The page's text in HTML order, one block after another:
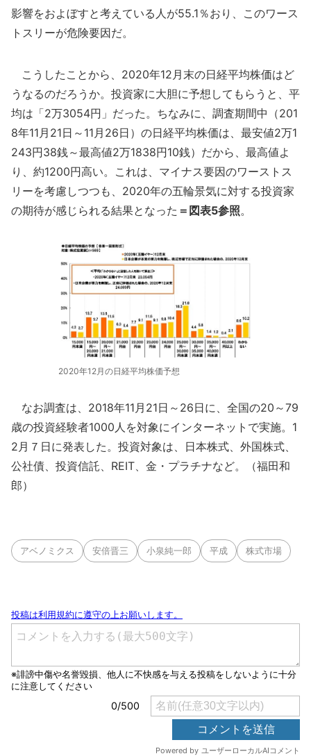
影響をおよぼすと考えている人が55.1％おり、このワース
トスリーが危険要因だ。
こうしたことから、2020年12月末の日経平均株価はど
うなるのだろうか。投資家に大胆に予想してもらうと、平
均は「2万3054円」だった。ちなみに、調査期間中（201
8年11月21日～11月26日）の日経平均株価は、最安値2万1
243円38銭～最高値2万1838円10銭）だから、最高値よ
り、約1200円高い。これは、マイナス要因のワーストス
リーを考慮しつつも、2020年の五輪景気に対する投資家
の期待が感じられる結果となった ＝図表5参照。
2020年12月の日経平均株価予想
なお調査は、2018年11月21日～26日に、全国の20～79
歳の投資経験者1000人を対象にインターネットで実施。1
2月７日に発表した。投資対象は、日本株式、外国株式、
公社債、投資信託、REIT、金・プラチナなど。（福田和
郎）
アベノミクス 安倍晋三 小泉純一郎 平成 株式市場